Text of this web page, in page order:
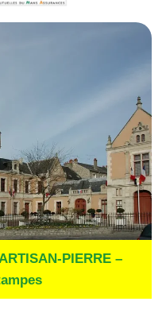
PIERRE –